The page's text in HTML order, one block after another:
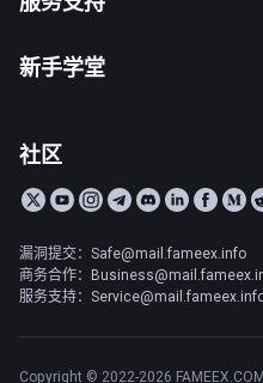
新手学堂
社区
漏洞提交：Safe@mail.fameex.info
商务合作：
服务支持：
Copyright © 2022-2026